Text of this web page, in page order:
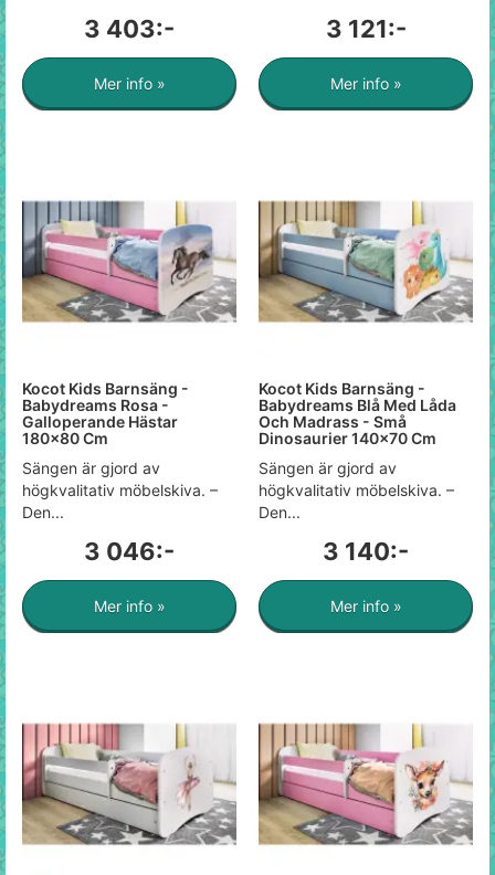
3 403:-
Mer info »
3 121:-
Mer info »
Kocot Kids Barnsäng -
Babydreams Rosa -
Galloperande Hästar
180x80 Cm
Sängen är gjord av
högkvalitativ möbelskiva. –
Den...
3 046:-
Mer info »
Kocot Kids Barnsäng -
Babydreams Blå Med Låda
Och Madrass - Små
Dinosaurier 140x70 Cm
Sängen är gjord av
högkvalitativ möbelskiva. –
Den...
3 140:-
Mer info »